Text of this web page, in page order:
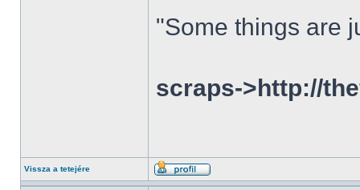
"Some things are
scraps->http://
Vissza a tetejére